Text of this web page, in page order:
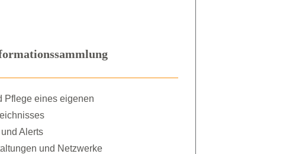
Pflege eines eigenen
Alerts
und Netzwerke